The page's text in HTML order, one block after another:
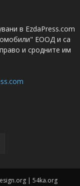
в EzdaPress.com
ЕООД и са
и сродните им
| 54ka.org